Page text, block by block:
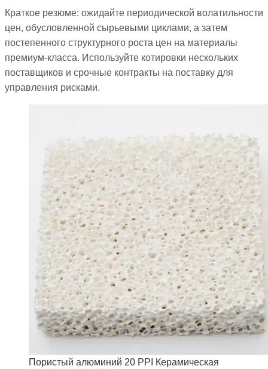
Краткое резюме: ожидайте периодической волатильности
цен, обусловленной сырьевыми циклами, а затем
постепенного структурного роста цен на материалы
премиум-класса. Используйте котировки нескольких
поставщиков и срочные контракты на поставку для
управления рисками.
Пористый алюминий 20 PPI Керамическая